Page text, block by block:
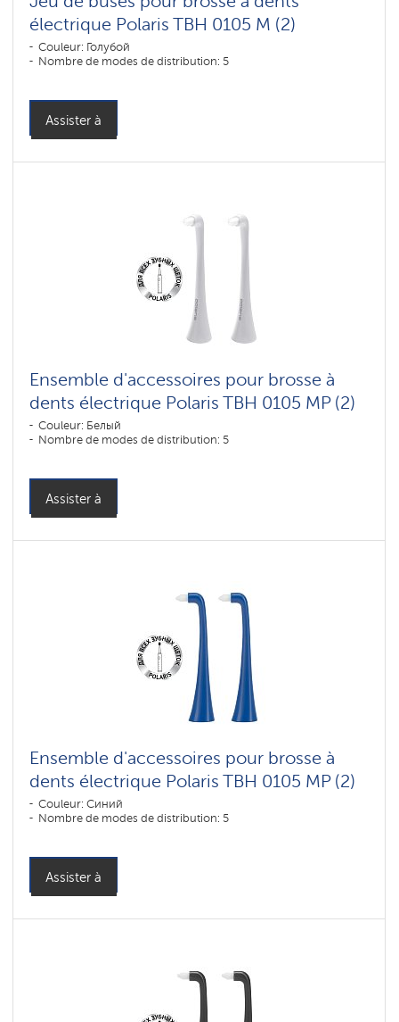
électrique Polaris TBH 0105 M (2)
Couleur: Голубой
Nombre de modes de distribution: 5
Assister à
Ensemble d'accessoires pour brosse à
dents électrique Polaris TBH 0105 MP (2)
Couleur: Белый
Nombre de modes de distribution: 5
Assister à
Ensemble d'accessoires pour brosse à
dents électrique Polaris TBH 0105 MP (2)
Couleur: Синий
Nombre de modes de distribution: 5
Assister à